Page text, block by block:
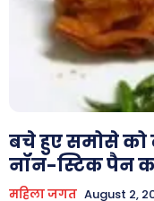
बचे हुए समोसे को
नॉन-स्टिक पैन
महिला जगत August 2,